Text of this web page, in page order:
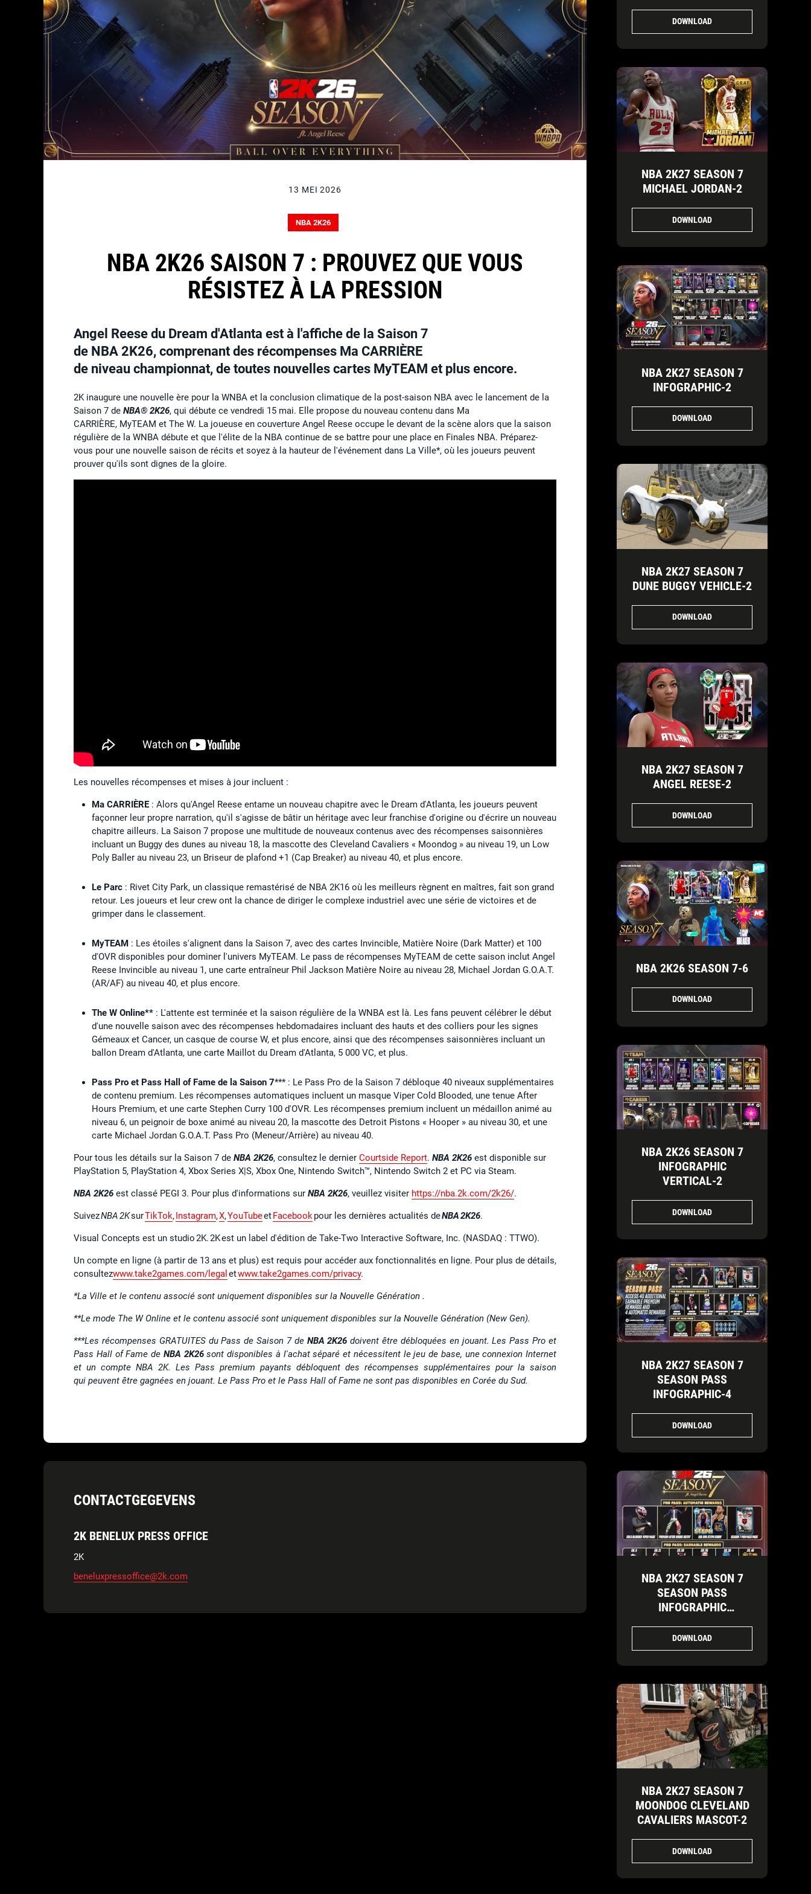
13 MEI 2026
NBA 2K26
NBA 2K26 SAISON 7 : PROUVEZ QUE VOUS
RÉSISTEZ À LA PRESSION
Angel Reese du Dream d'Atlanta est à l'affiche de la Saison 7
de NBA 2K26, comprenant des récompenses Ma CARRIÈRE
de niveau championnat, de toutes nouvelles cartes MyTEAM et plus encore.
2K inaugure une nouvelle ère pour la WNBA et la conclusion climatique de la post-saison NBA avec le lancement de la
Saison 7 de NBA® 2K26, qui débute ce vendredi 15 mai. Elle propose du nouveau contenu dans Ma
CARRIÈRE, MyTEAM et The W. La joueuse en couverture Angel Reese occupe le devant de la scène alors que la saison
régulière de la WNBA débute et que l'élite de la NBA continue de se battre pour une place en Finales NBA. Préparez-
vous pour une nouvelle saison de récits et soyez à la hauteur de l'événement dans La Ville*, où les joueurs peuvent
prouver qu'ils sont dignes de la gloire.
Les nouvelles récompenses et mises à jour incluent :
Ma CARRIÈRE : Alors qu'Angel Reese entame un nouveau chapitre avec le Dream d'Atlanta, les joueurs peuvent
façonner leur propre narration, qu'il s'agisse de bâtir un héritage avec leur franchise d'origine ou d'écrire un nouveau
chapitre ailleurs. La Saison 7 propose une multitude de nouveaux contenus avec des récompenses saisonnières
incluant un Buggy des dunes au niveau 18, la mascotte des Cleveland Cavaliers « Moondog » au niveau 19, un Low
Poly Baller au niveau 23, un Briseur de plafond +1 (Cap Breaker) au niveau 40, et plus encore.
Le Parc : Rivet City Park, un classique remastérisé de NBA 2K16 où les meilleurs règnent en maîtres, fait son grand
retour. Les joueurs et leur crew ont la chance de diriger le complexe industriel avec une série de victoires et de
grimper dans le classement.
MyTEAM : Les étoiles s'alignent dans la Saison 7, avec des cartes Invincible, Matière Noire (Dark Matter) et 100
d'OVR disponibles pour dominer l'univers MyTEAM. Le pass de récompenses MyTEAM de cette saison inclut Angel
Reese Invincible au niveau 1, une carte entraîneur Phil Jackson Matière Noire au niveau 28, Michael Jordan G.O.A.T.
(AR/AF) au niveau 40, et plus encore.
The W Online** : L'attente est terminée et la saison régulière de la WNBA est là. Les fans peuvent célébrer le début
d'une nouvelle saison avec des récompenses hebdomadaires incluant des hauts et des colliers pour les signes
Gémeaux et Cancer, un casque de course W, et plus encore, ainsi que des récompenses saisonnières incluant un
ballon Dream d'Atlanta, une carte Maillot du Dream d'Atlanta, 5 000 VC, et plus.
Pass Pro et Pass Hall of Fame de la Saison 7*** : Le Pass Pro de la Saison 7 débloque 40 niveaux supplémentaires
de contenu premium. Les récompenses automatiques incluent un masque Viper Cold Blooded, une tenue After
Hours Premium, et une carte Stephen Curry 100 d'OVR. Les récompenses premium incluent un médaillon animé au
niveau 6, un peignoir de boxe animé au niveau 20, la mascotte des Detroit Pistons « Hooper » au niveau 30, et une
carte Michael Jordan G.O.A.T. Pass Pro (Meneur/Arrière) au niveau 40.
Pour tous les détails sur la Saison 7 de NBA 2K26, consultez le dernier Courtside Report. NBA 2K26 est disponible sur
PlayStation 5, PlayStation 4, Xbox Series X|S, Xbox One, Nintendo Switch™, Nintendo Switch 2 et PC via Steam.
NBA 2K26 est classé PEGI 3. Pour plus d'informations sur NBA 2K26, veuillez visiter https://nba.2k.com/2k26/.
SuivezNBA 2KsurTikTok,Instagram,X,YouTubeetFacebookpour les dernières actualités deNBA 2K26.
Visual Concepts est un studio 2K. 2K est un label d'édition de Take-Two Interactive Software, Inc. (NASDAQ : TTWO).
Un compte en ligne (à partir de 13 ans et plus) est requis pour accéder aux fonctionnalités en ligne. Pour plus de détails,
consultezwww.take2games.com/legal etwww.take2games.com/privacy.
*La Ville et le contenu associé sont uniquement disponibles sur la Nouvelle Génération .
**Le mode The W Online et le contenu associé sont uniquement disponibles sur la Nouvelle Génération (New Gen).
***Les récompenses GRATUITES du Pass de Saison 7 de NBA 2K26 doivent être débloquées en jouant. Les Pass Pro et
Pass Hall of Fame de NBA 2K26sont disponibles à l'achat séparé et nécessitent le jeu de base, une connexion Internet
et un compte NBA 2K. Les Pass premium payants débloquent des récompenses supplémentaires pour la saison
qui peuvent être gagnées en jouant. Le Pass Pro et le Pass Hall of Fame ne sont pas disponibles en Corée du Sud.
CONTACTGEGEVENS
2K BENELUX PRESS OFFICE
2K
beneluxpressoffice@2k.com
DOWNLOAD
NBA 2K27 SEASON 7
MICHAEL JORDAN-2
DOWNLOAD
NBA 2K27 SEASON 7
INFOGRAPHIC-2
DOWNLOAD
NBA 2K27 SEASON 7
DUNE BUGGY VEHICLE-2
DOWNLOAD
NBA 2K27 SEASON 7
ANGEL REESE-2
DOWNLOAD
NBA 2K26 SEASON 7-6
DOWNLOAD
NBA 2K26 SEASON 7
INFOGRAPHIC
VERTICAL-2
DOWNLOAD
NBA 2K27 SEASON 7
SEASON PASS
INFOGRAPHIC-4
DOWNLOAD
NBA 2K27 SEASON 7
SEASON PASS
INFOGRAPHIC
DOWNLOAD
NBA 2K27 SEASON 7
MOONDOG CLEVELAND
CAVALIERS MASCOT-2
DOWNLOAD